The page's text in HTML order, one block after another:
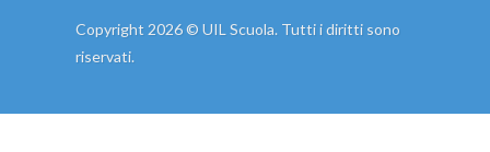
Copyright 2026 © UIL Scuola. Tutti i diritti sono
riservati.